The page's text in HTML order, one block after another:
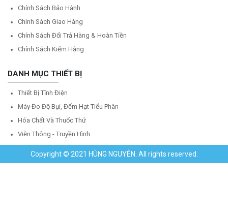
Chính Sách Bảo Hành
Chính Sách Giao Hàng
Chính Sách Đổi Trả Hàng & Hoàn Tiền
Chính Sách Kiểm Hàng
DANH MỤC THIẾT BỊ
Thiết Bị Tĩnh Điện
Máy Đo Độ Bụi, Đếm Hạt Tiểu Phân
Hóa Chất Và Thuốc Thử
Viễn Thông - Truyền Hình
Copyright © 2021 HÙNG NGUYÊN. All rights reserved.